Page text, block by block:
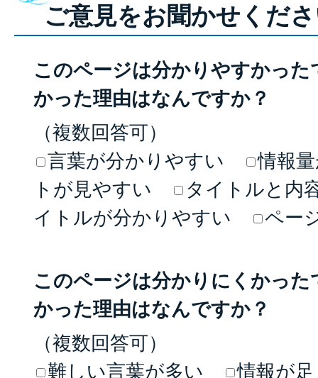
ご意見をお聞かせくだ
このページは分かりやすかっ
かった理由はなんですか？
（複数回答可）
言葉が分かりやすい
情報
トが見やすい
タイトルと内
イトルが分かりやすい
ペー
このページは分かりにくかっ
かった理由はなんですか？
（複数回答可）
難しい言葉が多い
情報が